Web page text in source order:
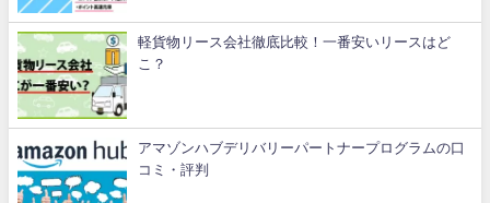
軽貨物リース会社徹底比較！一番安いリースはど
こ？
アマゾンハブデリバリーパートナープログラムの口
コミ・評判